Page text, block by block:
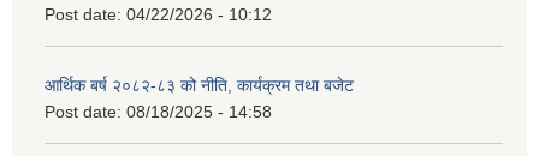
Post date: 04/22/2026 - 10:12
आर्थिक बर्ष २०८२-८३ को नीति, कार्यक्रम तथा बजेट
Post date: 08/18/2025 - 14:58